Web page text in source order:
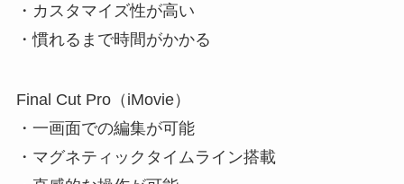
・カスタマイズ性が高い
・慣れるまで時間がかかる
Final Cut Pro（iMovie）
・一画面での編集が可能
・マグネティックタイムライン搭載